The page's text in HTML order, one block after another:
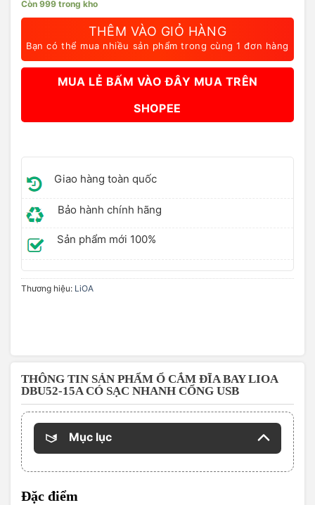
Còn 999 trong kho
THÊM VÀO GIỎ HÀNG
Bạn có thể mua nhiều sản phẩm trong cùng 1 đơn hàng
MUA LẺ BẤM VÀO ĐÂY MUA TRÊN
SHOPEE
Giao hàng toàn quốc
Bảo hành chính hãng
Sản phẩm mới 100%
Thương hiệu: LiOA
THÔNG TIN SẢN PHẨM Ổ CẮM ĐĨA BAY LIOA
DBU52-15A CÓ SẠC NHANH CỔNG USB
Mục lục
Đặc điểm